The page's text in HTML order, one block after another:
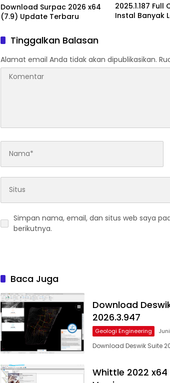
Download Surpac 2026 x64
(7.9) Update Terbaru
2025.1.187 Full
Instal Banyak
Tinggalkan Balasan
Alamat email Anda tidak akan dipublikasikan.
Simpan nama, email, dan situs web saya
berikutnya.
Baca Juga
Download
2026.3.947
Geologi Engineering
Download Deswik Suite
Whittle 2022 x64